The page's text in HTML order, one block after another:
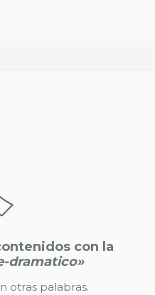
con la
dramatico»
otras palabras.